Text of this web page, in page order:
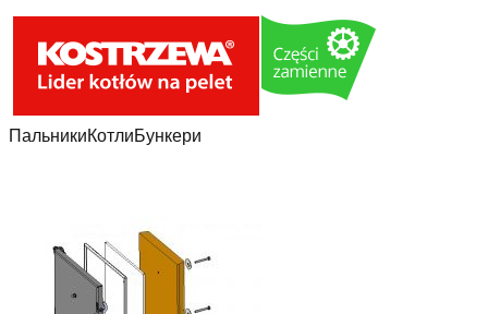
ПальникиКотлиБункери